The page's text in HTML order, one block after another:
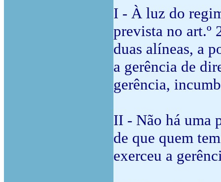
I - À luz do
prevista no art.º
duas alíneas, a
a gerência de
gerência,
II - Não há uma
de que quem
exerceu a